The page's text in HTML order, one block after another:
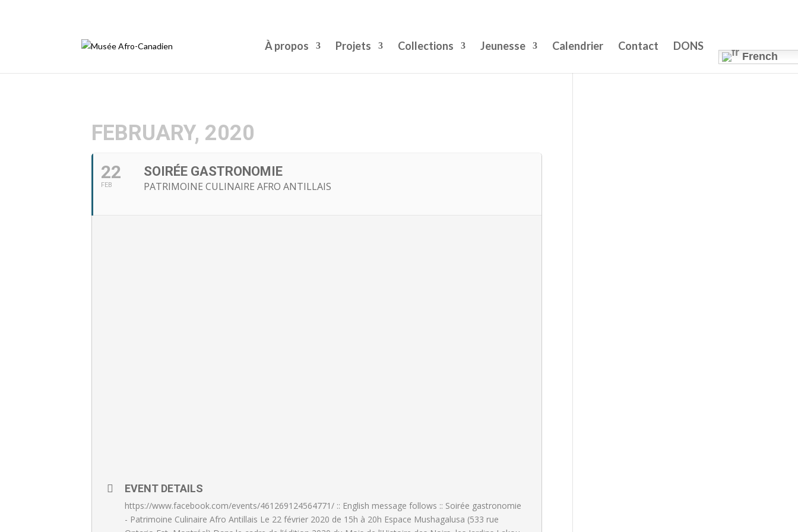
À propos Projets Collections Jeunesse Calendrier Contact DONS
French
FEBRUARY, 2020
22
FEB
SOIRÉE GASTRONOMIE
PATRIMOINE CULINAIRE AFRO ANTILLAIS
EVENT DETAILS
https://www.facebook.com/events/461269124564771/ :: English message follows :: Soirée gastronomie
- Patrimoine Culinaire Afro Antillais Le 22 février 2020 de 15h à 20h Espace Mushagalusa (533 rue